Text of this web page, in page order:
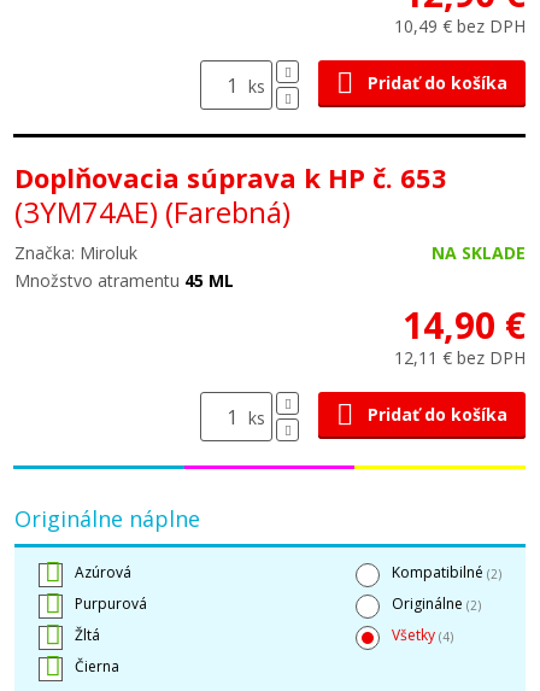
10,49 € bez DPH
ks Pridať do košíka
Doplňovacia súprava k HP č. 653
(3YM74AE) (Farebná)
Značka: Miroluk
NA SKLADE
Množstvo atramentu 45 ML
14,90 €
12,11 € bez DPH
ks Pridať do košíka
Originálne náplne
Azúrová
Purpurová
Žltá
Čierna
Kompatibilné (2)
Originálne (2)
Všetky (4)